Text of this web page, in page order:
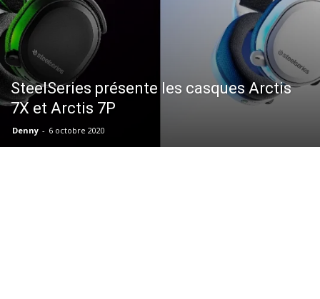
SteelSeries présente les casques Arctis
7X et Arctis 7P
Denny - 6 octobre 2020